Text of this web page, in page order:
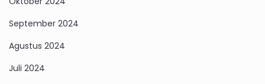
September 2024
Agustus 2024
Juli 2024